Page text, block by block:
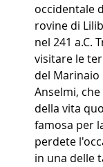
occidentale
rovine di
nel 241 a.C.
visitare le
del Marinaio
Anselmi,
della vita
famosa per
perdete
in una delle